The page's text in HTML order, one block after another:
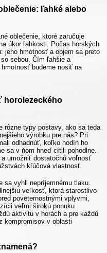
ľahké alebo
oblečenie, ktoré zaručuje
úkor ľahkosti. Počas horských
jeho hmotnosť a objem sa preto
sebou. Čím ľahšie a
budeme nosiť na
horolezeckého
rôzne typy postavy, ako sa teda
výrobku pre nás? Pri
odhadnúť, koľko hodín ho
sa v ňom hneď cítili pohodlne.
umožniť dostatočnú voľnosť
kľúčová vlastnosť.
sa vyhli nepríjemnému tlaku.
veľkosť, ktorá starostlivo
poveternostnými vplyvmi,
veľmi širokú ponuku
aktivitu v horách a pre každú
kompromisov v oblasti